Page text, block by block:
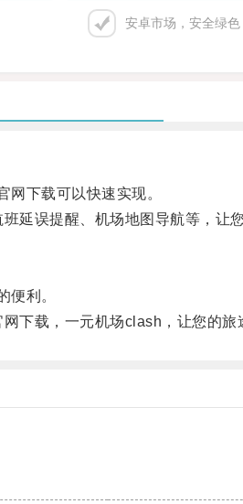
安卓市场，安全绿色
下载可以快速实现。
误提醒、机场地图导航等，让您
利。
载，一元机场clash，让您的旅